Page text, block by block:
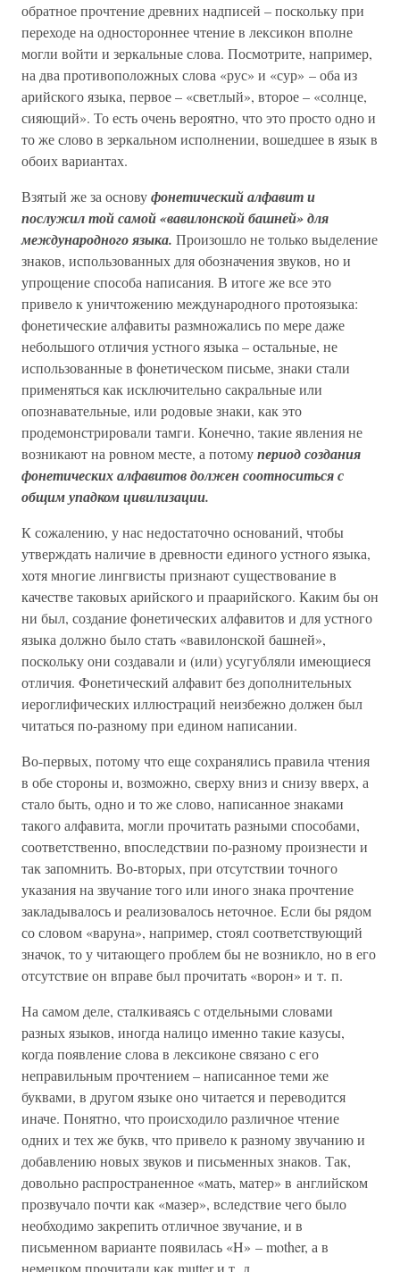
обратное прочтение древних надписей – поскольку при
переходе на одностороннее чтение в лексикон вполне
могли войти и зеркальные слова. Посмотрите, например,
на два противоположных слова «рус» и «сур» – оба из
арийского языка, первое – «светлый», второе – «солнце,
сияющий». То есть очень вероятно, что это просто одно и
то же слово в зеркальном исполнении, вошедшее в язык в
обоих вариантах.
Взятый же за основуфонетический алфавит и
послужил той самой «вавилонской башней» для
международного языка. Произошло не только выделение
знаков, использованных для обозначения звуков, но и
упрощение способа написания. В итоге же все это
привело к уничтожению международного протоязыка:
фонетические алфавиты размножались по мере даже
небольшого отличия устного языка – остальные, не
использованные в фонетическом письме, знаки стали
применяться как исключительно сакральные или
опознавательные, или родовые знаки, как это
продемонстрировали тамги. Конечно, такие явления не
возникают на ровном месте, а потомупериод создания
фонетических алфавитов должен соотноситься с
общим упадком цивилизации.
К сожалению, у нас недостаточно оснований, чтобы
утверждать наличие в древности единого устного языка,
хотя многие лингвисты признают существование в
качестве таковых арийского и праарийского. Каким бы он
ни был, создание фонетических алфавитов и для устного
языка должно было стать «вавилонской башней»,
поскольку они создавали и (или) усугубляли имеющиеся
отличия. Фонетический алфавит без дополнительных
иероглифических иллюстраций неизбежно должен был
читаться по-разному при едином написании.
Во-первых, потому что еще сохранялись правила чтения
в обе стороны и, возможно, сверху вниз и снизу вверх, а
стало быть, одно и то же слово, написанное знаками
такого алфавита, могли прочитать разными способами,
соответственно, впоследствии по-разному произнести и
так запомнить. Во-вторых, при отсутствии точного
указания на звучание того или иного знака прочтение
закладывалось и реализовалось неточное. Если бы рядом
со словом «варуна», например, стоял соответствующий
значок, то у читающего проблем бы не возникло, но в его
отсутствие он вправе был прочитать «ворон» и т. п.
На самом деле, сталкиваясь с отдельными словами
разных языков, иногда налицо именно такие казусы,
когда появление слова в лексиконе связано с его
неправильным прочтением – написанное теми же
буквами, в другом языке оно читается и переводится
иначе. Понятно, что происходило различное чтение
одних и тех же букв, что привело к разному звучанию и
добавлению новых звуков и письменных знаков. Так,
довольно распространенное «мать, матер» в английском
прозвучало почти как «мазер», вследствие чего было
необходимо закрепить отличное звучание, и в
письменном варианте появилась «H» – mother, а в
немецком прочитали как mutter и т. д.